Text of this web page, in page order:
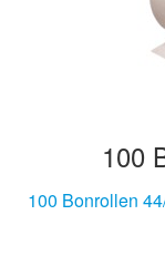
Apothekenrollen
Rollen für100
100 Bonrollen